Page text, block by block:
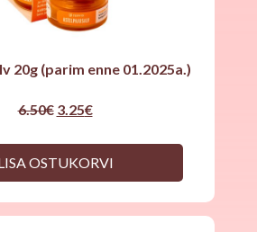
20g (parim enne 01.2025a.)
6.50€ Original
6.50€.
3.25€Current
3.25€.
OSTUKORVI